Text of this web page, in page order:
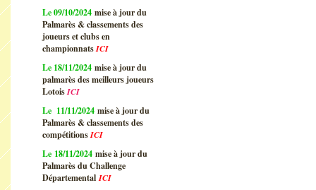
Le 09/10/2024 mise à jour du
Palmarès & classements des
joueurs et clubs en
championnatsICI
Le 18/11/2024 mise à jour du
palmarès des meilleurs joueurs
LotoisICI
Le 11/11/2024 mise à jour du
Palmarès & classements des
compétitionsICI
Le 18/11/2024 mise à jour du
Palmarès du Challenge
DépartementalICI